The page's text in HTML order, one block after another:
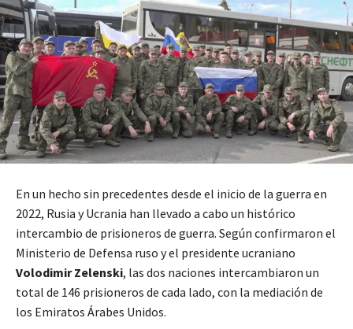
En un hecho sin precedentes desde el inicio de la guerra en
2022, Rusia y Ucrania han llevado a cabo un histórico
intercambio de prisioneros de guerra. Según confirmaron el
Ministerio de Defensa ruso y el presidente ucraniano
Volodimir Zelenski, las dos naciones intercambiaron un
total de 146 prisioneros de cada lado, con la mediación de
los Emiratos Árabes Unidos.